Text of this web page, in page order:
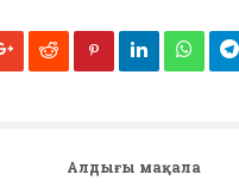
Алдыңғы мақала